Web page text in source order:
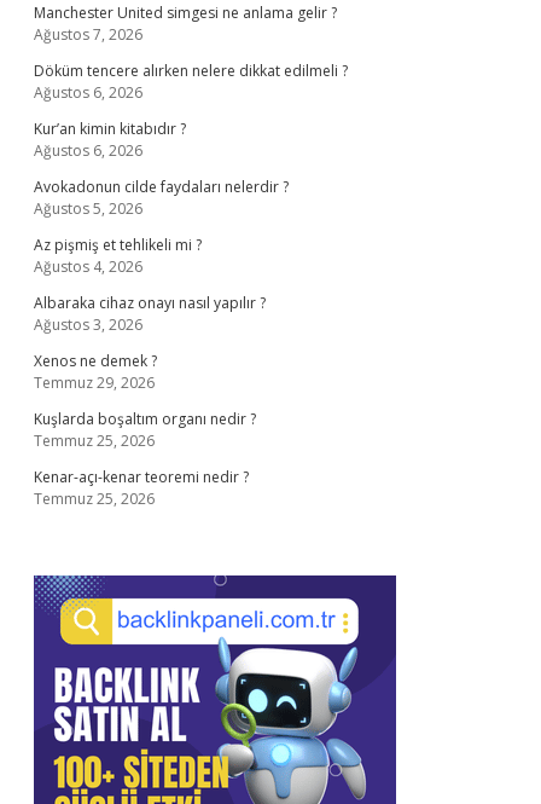
Manchester United simgesi ne anlama gelir ?
Ağustos 7, 2026
Döküm tencere alırken nelere dikkat edilmeli ?
Ağustos 6, 2026
Kur’an kimin kitabıdır ?
Ağustos 6, 2026
Avokadonun cilde faydaları nelerdir ?
Ağustos 5, 2026
Az pişmiş et tehlikeli mi ?
Ağustos 4, 2026
Albaraka cihaz onayı nasıl yapılır ?
Ağustos 3, 2026
Xenos ne demek ?
Temmuz 29, 2026
Kuşlarda boşaltım organı nedir ?
Temmuz 25, 2026
Kenar-açı-kenar teoremi nedir ?
Temmuz 25, 2026